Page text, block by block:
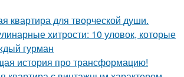
квартира для творческой души.
хитрости: 10 уловок, которые
гурман
история про трансформацию!